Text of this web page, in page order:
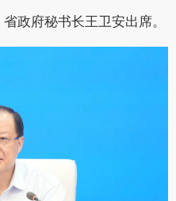
省政府秘书长王卫安出席。